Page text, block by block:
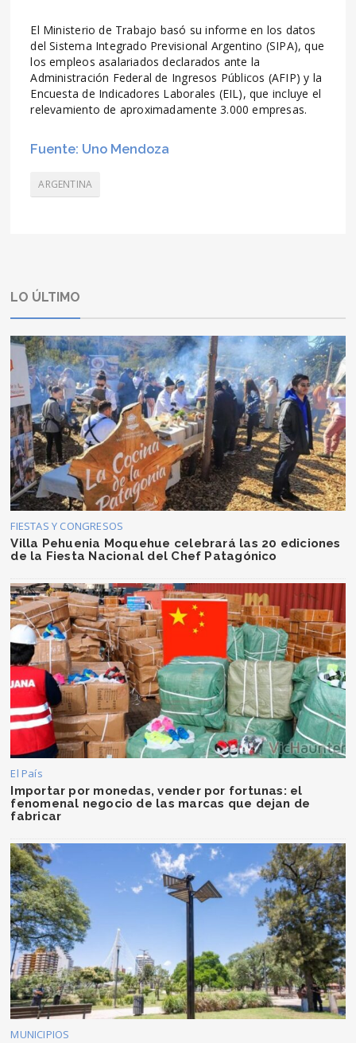
El Ministerio de Trabajo basó su informe en los datos
del Sistema Integrado Previsional Argentino (SIPA), que
los empleos asalariados declarados ante la
Administración Federal de Ingresos Públicos (AFIP) y la
Encuesta de Indicadores Laborales (EIL), que incluye el
relevamiento de aproximadamente 3.000 empresas.
Fuente: Uno Mendoza
ARGENTINA
LO ÚLTIMO
FIESTAS Y CONGRESOS
Villa Pehuenia Moquehue celebrará las 20 ediciones
de la Fiesta Nacional del Chef Patagónico
El País
Importar por monedas, vender por fortunas: el
fenomenal negocio de las marcas que dejan de
fabricar
MUNICIPIOS